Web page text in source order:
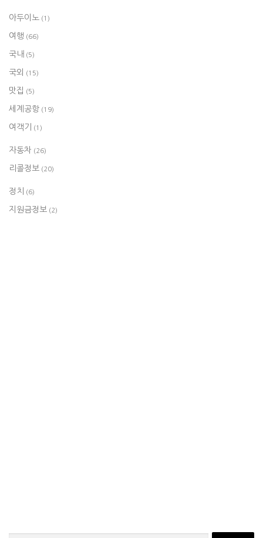
아두이노 (1)
여행 (66)
국내 (5)
국외 (15)
맛집 (5)
세계공항 (19)
여객기 (1)
자동차 (26)
리콜정보 (20)
정치 (6)
지원금정보 (2)